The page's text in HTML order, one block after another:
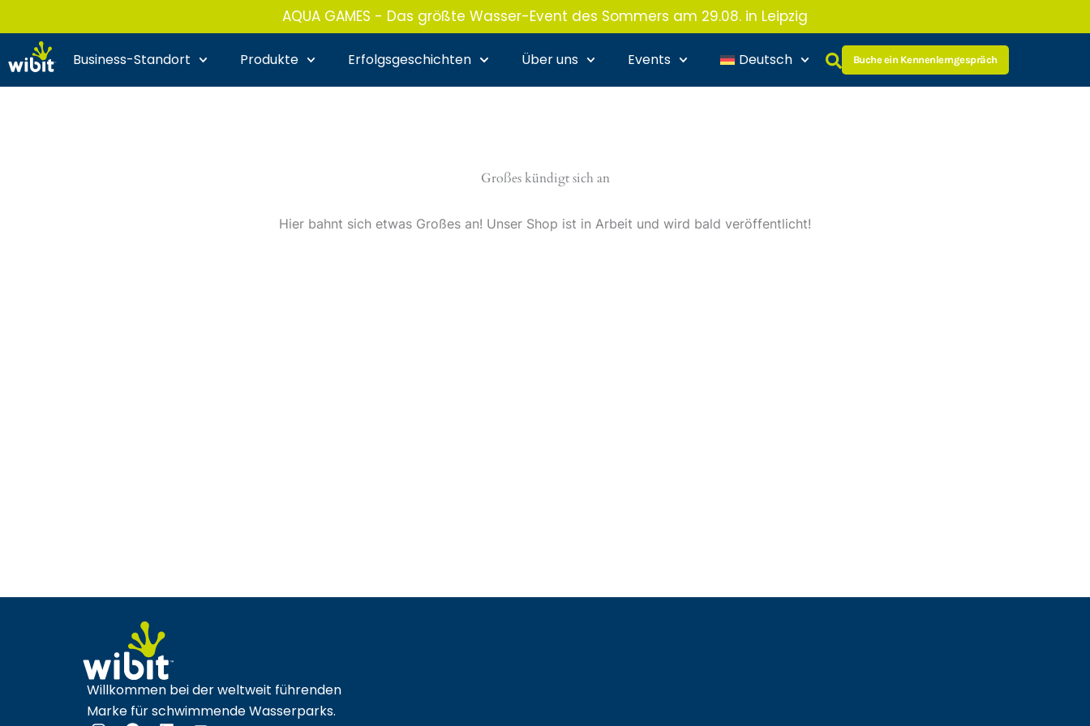
Inhalt
springen
AQUA GAMES - Das größte Wasser-Event des Sommers am 29.08. in Leipzig
Business-Standort Produkte Erfolgsgeschichten Über uns Events Deutsch Buche ein Kennenlerngespräch
Großes kündigt sich an
Hier bahnt sich etwas Großes an! Unser Shop ist in Arbeit und wird bald veröffentlicht!
Willkommen bei der weltweit führenden
Marke für schwimmende Wasserparks.